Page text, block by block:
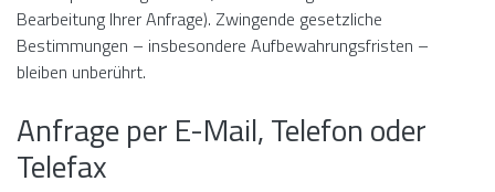
Bearbeitung Ihrer Anfrage). Zwingende gesetzliche
Bestimmungen – insbesondere Aufbewahrungsfristen –
bleiben unberührt.
Anfrage per E-Mail, Telefon oder
Telefax